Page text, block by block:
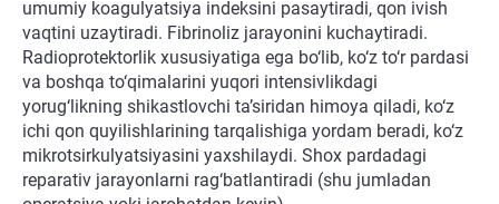
umumiy koagulyatsiya indeksini pasaytiradi, qon ivish
vaqtini uzaytiradi. Fibrinoliz jarayonini kuchaytiradi.
Radioprotektorlik xususiyatiga ega bo‘lib, ko‘z to‘r pardasi
va boshqa to‘qimalarini yuqori intensivlikdagi
yorug‘likning shikastlovchi ta’siridan himoya qiladi, ko‘z
ichi qon quyilishlarining tarqalishiga yordam beradi, ko‘z
mikrotsirkulyatsiyasini yaxshilaydi. Shox pardadagi
reparativ jarayonlarni rag‘batlantiradi (shu jumladan